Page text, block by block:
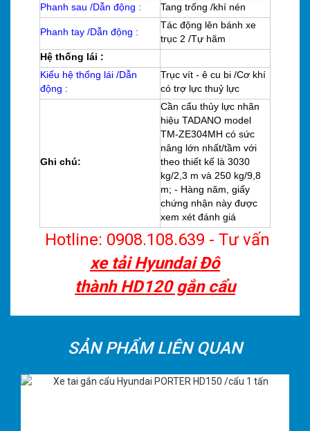
Phanh sau /Dẫn động :
Tang trống /khí nén
Phanh tay /Dẫn động :
Tác động lên bánh xe
trục 2 /Tự hãm
Hệ thống lái :
Kiểu hệ thống lái /Dẫn
động :
Trục vít - ê cu bi /Cơ khí
có trợ lực thuỷ lực
Ghi chú:
Cần cẩu thủy lực nhãn
hiệu TADANO model
TM-ZE304MH có sức
nâng lớn nhất/tầm với
theo thiết kế là 3030
kg/2,3 m và 250 kg/9,8
m; - Hàng năm, giấy
chứng nhận này được
xem xét đánh giá
Hotline: 0908.108.639 - Tư vấn
xe tải Hyundai Đô
thànhHD120 gắn cẩu
SẢN PHẨM LIÊN QUAN